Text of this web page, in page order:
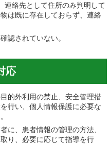
絡先として住所のみ判明して
は既に存在しておらず、連絡
認されていない。
応
的外利用の禁止、安全管理措
行い、個人情報保護に必要な
に、患者情報の管理の方法、
り、必要に応じて指導を行